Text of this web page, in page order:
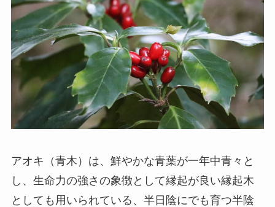
アオキ（青木）は、鮮やかな青葉が一年中青々と
し、生命力の強さの象徴として縁起が良い縁起木
としても用いられている、半日陰にでも育つ半陰